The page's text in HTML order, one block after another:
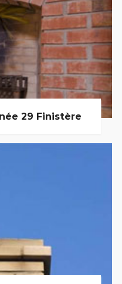
29 Finistère